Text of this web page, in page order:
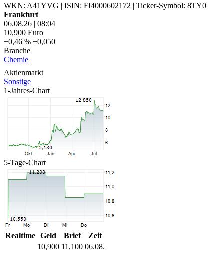
WKN: A41YVG | ISIN: FI4000602172 | Ticker-Symbol: 8TY0
Frankfurt
06.08.26 | 08:04
10,900 Euro
+0,46 % +0,050
Branche
Chemie
Aktienmarkt
Sonstige
1-Jahres-Chart
5-Tage-Chart
Realtime Geld Brief
Zeit
10,900 11,100 06.08.